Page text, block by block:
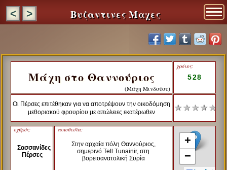
< > Βυζαντινες Μαχες
Μάχη στο Θαννούριος
(Μάχη Μινδούου)
χρόνος:
528
Οι Πέρσες επιτέθηκαν για να αποτρέψουν την οικοδόμηση
μεθοριακού φρουρίου με απώλειες εκατέρωθεν
★ ★ ★ ★ ★
εχθρός:
Σασσανίδες
Πέρσες
τοποθεσία:
Στην αρχαία πόλη Θαννούριος,
σημερινό Tell Tunainir, στη
βορειοανατολική Συρία
+
−